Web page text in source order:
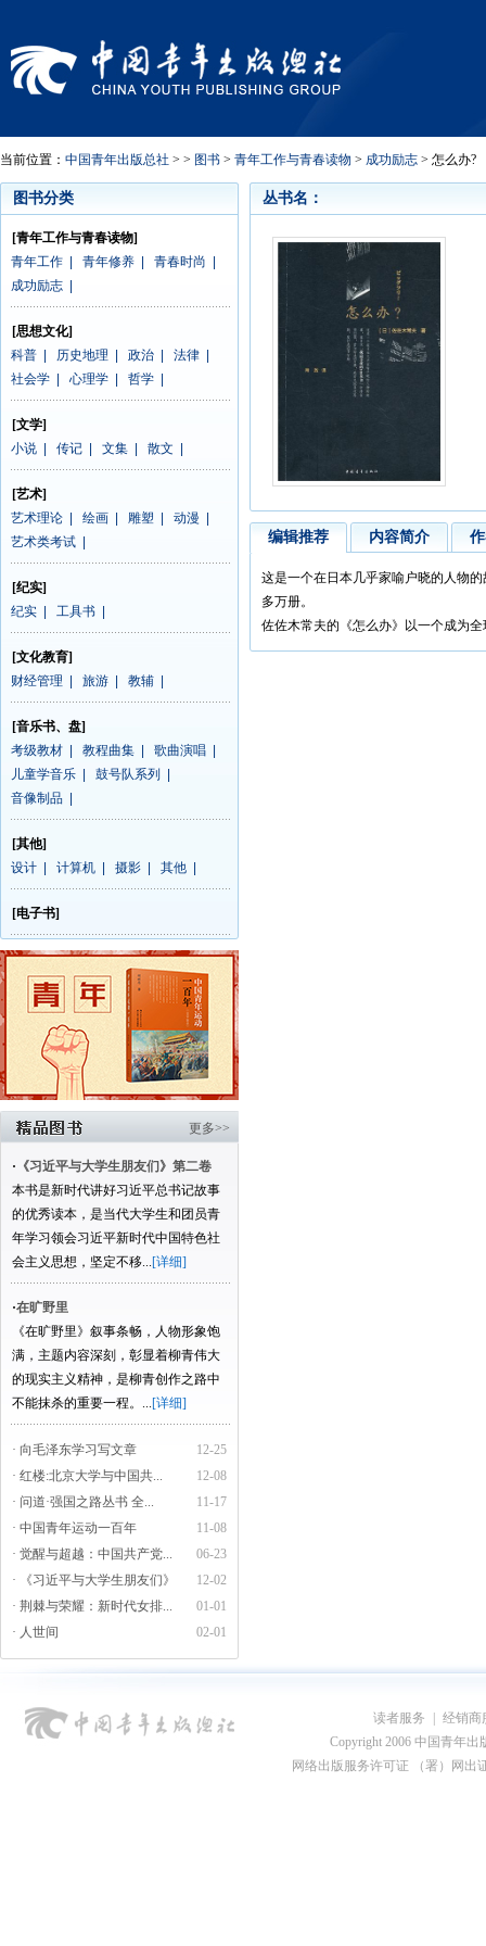
当前位置： 中国青年出版总社 > > 图书 > 青年工作与青春读物 > 成功励志 > 怎么办?
图书分类
[青年工作与青春读物]
青年工作
青年修养 青春时尚
成功励志
[思想文化]
科普
历史地理 政治 法律
社会学
心理学 哲学
[文学]
小说
传记 文集 散文
[艺术]
艺术理论
绘画 雕塑 动漫
艺术类考试
[纪实]
纪实
工具书
[文化教育]
财经管理
旅游 教辅
[音乐书、盘]
考级教材
教程曲集 歌曲演唱
儿童学音乐
鼓号队系列
音像制品
[其他]
设计
计算机 摄影 其他
[电子书]
更多>>
· 《习近平与大学生朋友们》第二卷
本书是新时代讲好习近平总书记故事
的优秀读本，是当代大学生和团员青
年学习领会习近平新时代中国特色社
会主义思想，坚定不移...[详细]
·在旷野里
《在旷野里》叙事条畅，人物形象饱
满，主题内容深刻，彰显着柳青伟大
的现实主义精神，是柳青创作之路中
不能抹杀的重要一程。...[详细]
12-25
· 向毛泽东学习写文章
12-08
· 红楼:北京大学与中国共...
11-17
· 问道·强国之路丛书 全...
11-08
· 中国青年运动一百年
06-23
· 觉醒与超越：中国共产党...
12-02
· 《习近平与大学生朋友们》
01-01
· 荆棘与荣耀：新时代女排...
02-01
· 人世间
丛书名：
编辑推荐 内容简介
这是一个在日本几乎家喻户晓的人物
多万册。
佐佐木常夫的《怎么办》以一个成为
读者服务
经销商
Copyright 2006 中国青年出
网络出版服务许可证 （署）网出